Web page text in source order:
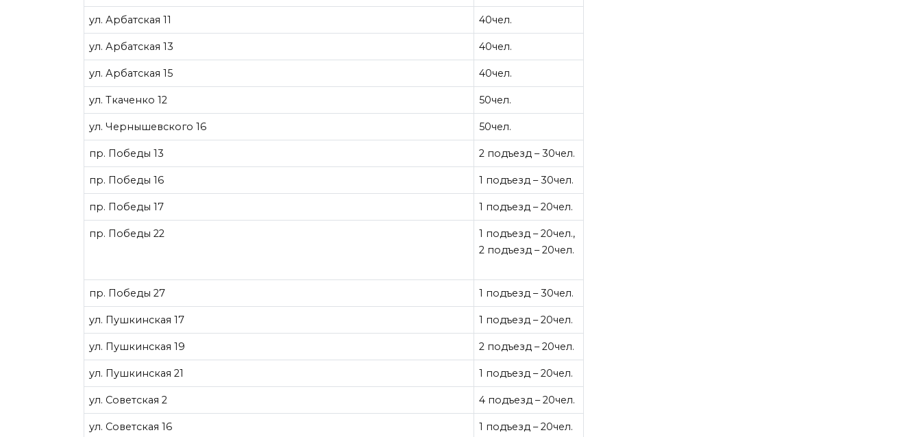
ул. Арбатская 11 40чел.
ул. Арбатская 13 40чел.
ул. Арбатская 15 40чел.
ул. Ткаченко 12 50чел.
ул. Чернышевского 16 50чел.
пр. Победы 13 2 подъезд – 30чел.
пр. Победы 16 1 подъезд – 30чел.
пр. Победы 17 1 подъезд – 20чел.
пр. Победы 22
1 подъезд – 20чел.,
2 подъезд – 20чел.
пр. Победы 27 1 подъезд – 30чел.
ул. Пушкинская 17 1 подъезд – 20чел.
ул. Пушкинская 19 2 подъезд – 20чел.
ул. Пушкинская 21 1 подъезд – 20чел.
ул. Советская 2 4 подъезд – 20чел.
ул. Советская 16 1 подъезд – 20чел.